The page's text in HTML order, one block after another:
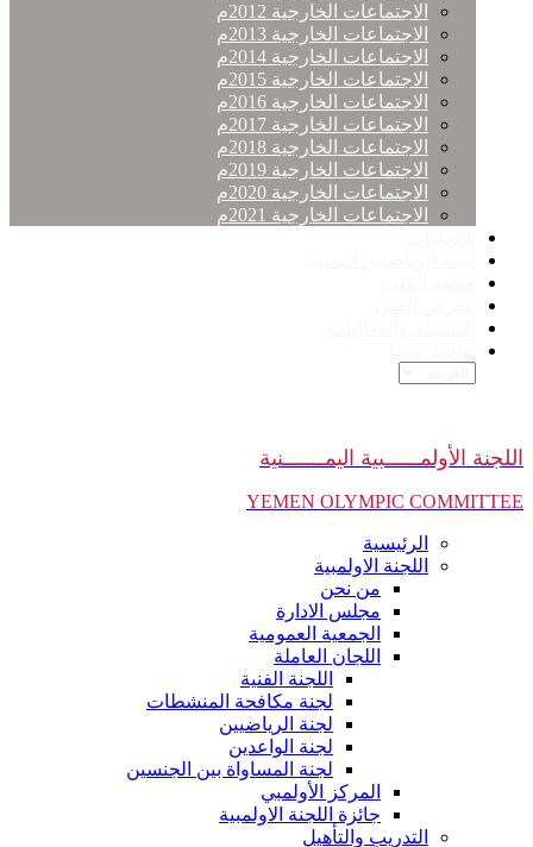
الاجتماعات الخارجية 2012م
الاجتماعات الخارجية 2013م
الاجتماعات الخارجية 2014م
الاجتماعات الخارجية 2015م
الاجتماعات الخارجية 2016م
الاجتماعات الخارجية 2017م
الاجتماعات الخارجية 2018م
الاجتماعات الخارجية 2019م
الاجتماعات الخارجية 2020م
الاجتماعات الخارجية 2021م
اللجنة الأولمــــــبية اليمـــــــنية
YEMEN OLYMPIC COMMITTEE
الرئيسية
اللجنة الاولمبية
من نحن
مجلس الادارة
الجمعية العمومية
اللجان العاملة
اللجنة الفنية
لجنة مكافحة المنشطات
لجنة الرياضيين
لجنة الواعدين
لجنة المساواة بين الجنسين
المركز الأولمبي
جائزة اللجنة الاولمبية
التدريب والتأهيل